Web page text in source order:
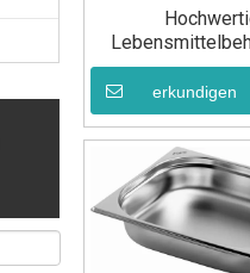
erkundigen